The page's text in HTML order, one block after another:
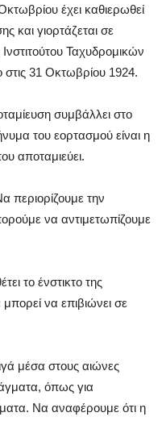
έχει καθιερωθεί
και γιορτάζεται σε
Ταχυδρομικών
στις 31 Οκτωβρίου 1924.
συμβάλλει στο
του εορτασμού είναι η
αποταμιεύει.
περιορίζουμε την
να αντιμετωπίζουμε
το ένστικτο της
να επιβιώνει σε
μέσα στους αιώνες
όπως για
Να αναφέρουμε ότι η